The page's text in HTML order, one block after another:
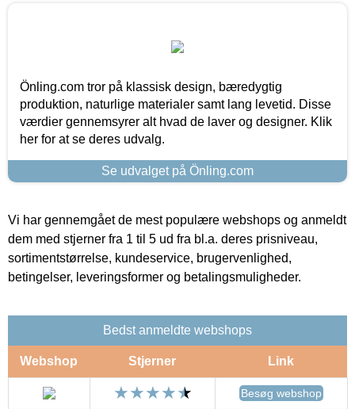
Önling.com tror på klassisk design, bæredygtig
produktion, naturlige materialer samt lang levetid. Disse
værdier gennemsyrer alt hvad de laver og designer. Klik
her for at se deres udvalg.
Se udvalget på Önling.com
Vi har gennemgået de mest populære webshops og anmeldt
dem med stjerner fra 1 til 5 ud fra bl.a. deres prisniveau,
sortimentstørrelse, kundeservice, brugervenlighed,
betingelser, leveringsformer og betalingsmuligheder.
Bedst anmeldte webshops
Webshop Stjerner Link
Besøg webshop